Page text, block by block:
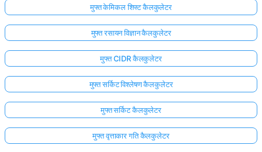
मुफ्त केमिकल शिफ्ट कैलकुलेटर
मुफ्त रसायन विज्ञान कैलकुलेटर
मुफ्त CIDR कैलकुलेटर
मुफ्त सर्किट विश्लेषण कैलकुलेटर
मुफ्त सर्किट कैलकुलेटर
मुफ्त वृत्ताकार गति कैलकुलेटर